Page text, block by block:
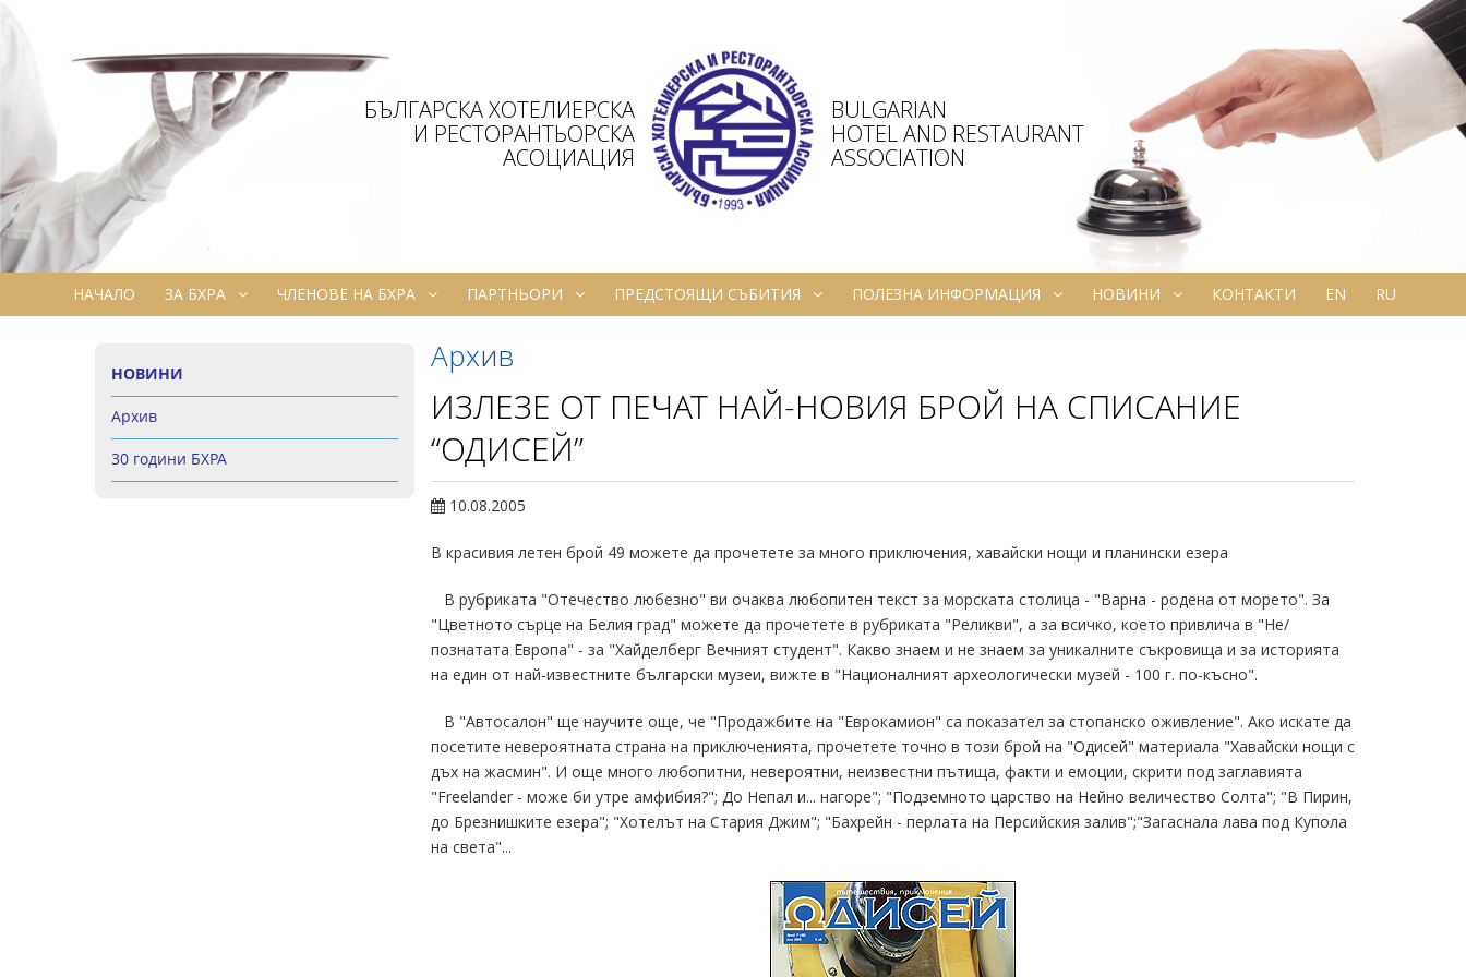
БЪЛГАРСКА ХОТЕЛИЕРСКА
И РЕСТОРАНТЬОРСКА
АСОЦИАЦИЯ
BULGARIAN
HOTEL AND RESTAURANT
ASSOCIATION
НАЧАЛО ЗА БХРА ЧЛЕНОВЕ НА БХРА ПАРТНЬОРИ ПРЕДСТОЯЩИ СЪБИТИЯ ПОЛЕЗНА ИНФОРМАЦИЯ НОВИНИ КОНТАКТИ EN RU
НОВИНИ
Архив
30 години БХРА
Архив
ИЗЛЕЗЕ ОТ ПЕЧАТ НАЙ-НОВИЯ БРОЙ НА СПИСАНИЕ
“ОДИСЕЙ”
10.08.2005
В красивия летен брой 49 можете да прочетете за много приключения, хавайски нощи и планински езера
В рубриката "Отечество любезно" ви очаква любопитен текст за морската столица - "Варна - родена от морето". За
"Цветното сърце на Белия град" можете да прочетете в рубриката "Реликви", а за всичко, което привлича в "Не/
познатата Европа" - за "Хайделберг Вечният студент". Какво знаем и не знаем за уникалните съкровища и за историята
на един от най-известните български музеи, вижте в "Националният археологически музей - 100 г. по-късно".
В "Автосалон" ще научите още, че "Продажбите на "Еврокамион" са показател за стопанско оживление". Ако искате да
посетите невероятната страна на приключенията, прочетете точно в този брой на "Одисей" материала "Хавайски нощи с
дъх на жасмин". И още много любопитни, невероятни, неизвестни пътища, факти и емоции, скрити под заглавията
"Freelander - може би утре амфибия?"; До Непал и... нагоре"; "Подземното царство на Нейно величество Солта"; "В Пирин,
до Брезнишките езера"; "Хотелът на Стария Джим"; "Бахрейн - перлата на Персийския залив";"Загаснала лава под Купола
на света"...